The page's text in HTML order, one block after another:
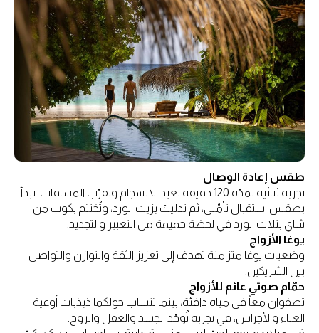
طقس إعادة الوصال
تجربة ثنائية لمدّة 120 دقيقة تعيد الانسجام وتقرّب المسافات. تبدأ
بطقس استقبال تأمّلي، ثم تدليك بزيت الورد، وتُختتم بكوب من
شاي بتلات الورد في لحظة حميمة من التعبير والتجديد.
يوغا الأزواج
وضعيات يوغا متزامنة تهدف إلى تعزيز الثقة والتوازن والتواصل
بين الشريكين.
حمّام صوتي عائم للأزواج
تطفوان معاً في مياه دافئة، بينما تنساب حولكما ذبذبات أوعية
الغناء والأجراس، في تجربة تُوحّد الجسد والعقل والروح.